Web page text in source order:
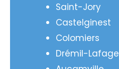
Saint-Jory
Castelginest
Colomiers
Drémil-Lafage